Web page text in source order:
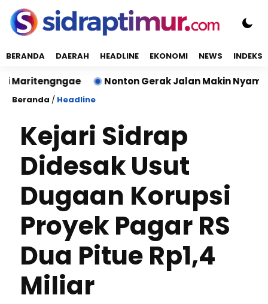
BERANDA DAERAH HEADLINE EKONOMI NEWS INDEKS
Nonton Gerak Jalan Makin Nyaman, Ada
Beranda / Headline
Kejari Sidrap
Didesak Usut
Dugaan Korupsi
Proyek Pagar RS
Dua Pitue Rp1,4
Miliar